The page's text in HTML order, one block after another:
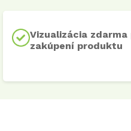
Vizualizácia zdarma
zakúpení produktu